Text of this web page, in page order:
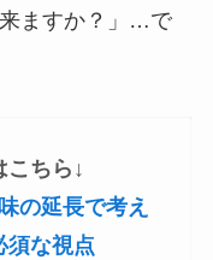
ますか？」…で
こちら↓
の延長で考え
須な視点